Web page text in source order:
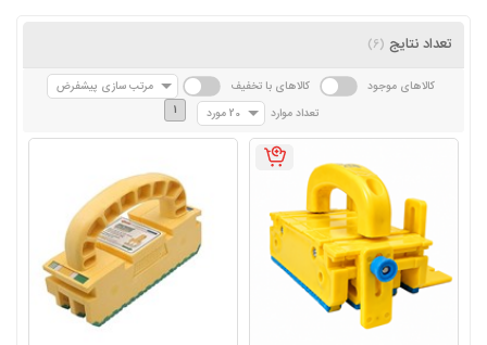
تعداد نتایج (6)
کالاهای موجود کالاهای با تخفیف
مرتب سازی پیشفرض
تعداد موارد
20 مورد 1